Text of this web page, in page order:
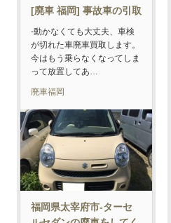
[廃車 福岡] 事故車の引取
-動かなくても大丈夫、車検
が切れた車廃車買取します。
今はもう乗らなくなってしま
って放置してあ…
廃車福岡
福岡県太宰府市-ターセ